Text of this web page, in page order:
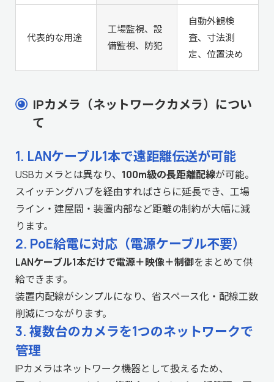
代表的な用途
工場監視、設
備監視、防犯
自動外観検
査、寸法測
定、位置決め
IPカメラ（ネットワークカメラ）につい
て
1. LANケーブル1本で遠距離伝送が可能
USBカメラとは異なり、 100m級の長距離配線が可能。
スイッチングハブを経由すればさらに延長でき、工場
ライン・建屋間・装置内部など距離の制約が大幅に減
ります。
2. PoE給電に対応（電源ケーブル不要）
LANケーブル1本だけで電源＋映像＋制御をまとめて供
給できます。
装置内配線がシンプルになり、省スペース化・配線工数
削減につながります。
3. 複数台のカメラを1つのネットワークで
管理
IPカメラはネットワーク機器として扱えるため、